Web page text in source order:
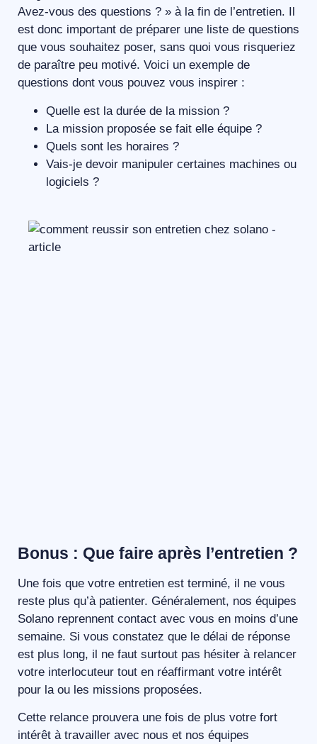
Avez-vous des questions ? » à la fin de l’entretien. Il
est donc important de préparer une liste de questions
que vous souhaitez poser, sans quoi vous risqueriez
de paraître peu motivé. Voici un exemple de
questions dont vous pouvez vous inspirer :
Quelle est la durée de la mission ?
La mission proposée se fait elle équipe ?
Quels sont les horaires ?
Vais-je devoir manipuler certaines machines ou
logiciels ?
Bonus : Que faire après l’entretien ?
Une fois que votre entretien est terminé, il ne vous
reste plus qu’à patienter. Généralement, nos équipes
Solano reprennent contact avec vous en moins d’une
semaine. Si vous constatez que le délai de réponse
est plus long, il ne faut surtout pas hésiter à relancer
votre interlocuteur tout en réaffirmant votre intérêt
pour la ou les missions proposées.
Cette relance prouvera une fois de plus votre fort
intérêt à travailler avec nous et nos équipes